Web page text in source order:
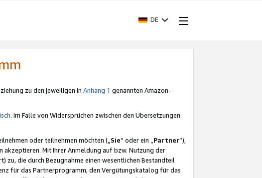
DE
zu den jeweiligen in Anhang 1 genannten Amazon-
. Im Falle von Widersprüchen zwischen den Übersetzungen
oder teilnehmen möchten („Sie“ oder ein „Partner“),
akzeptieren. Mit Ihrer Anmeldung auf bzw. Nutzung der
zu, die durch Bezugnahme einen wesentlichen Bestandteil
für das Partnerprogramm, den Vergütungskatalog für das